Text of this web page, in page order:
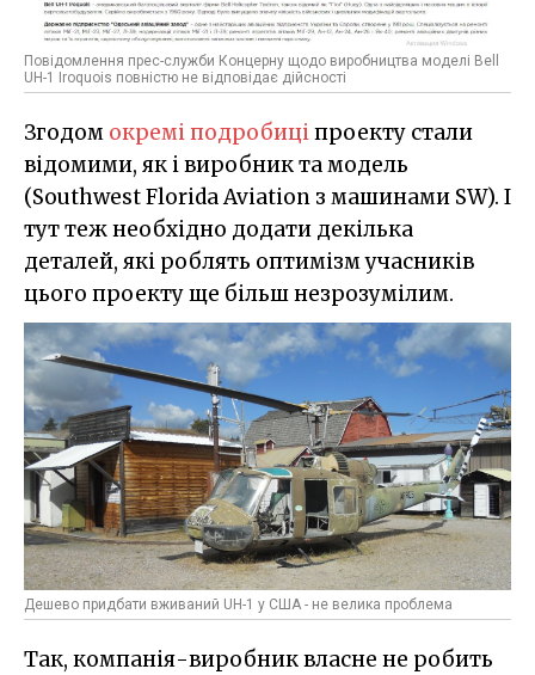
Повідомлення прес-служби Концерну щодо виробництва моделі Bell
UH-1 Iroquois повністю не відповідає дійсності
Згодом окремі подробиціпроекту стали
відомими, як і виробник та модель
(Southwest Florida Aviation з машинами SW). І
тут теж необхідно додати декілька
деталей, які роблять оптимізм учасників
цього проекту ще більш незрозумілим.
Дешево придбати вживаний UH-1 у США - не велика проблема
Так, компанія-виробник власне не робить